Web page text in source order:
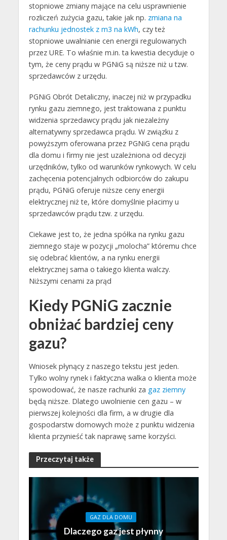
stopniowe zmiany mające na celu usprawnienie
rozliczeń zużycia gazu, takie jak np. zmiana na
rachunku jednostek z m3 na kWh, czy też
stopniowe uwalnianie cen energii regulowanych
przez URE. To właśnie m.in. ta kwestia decyduje o
tym, że ceny prądu w PGNiG są niższe niż u tzw.
sprzedawców z urzędu.
PGNiG Obrót Detaliczny, inaczej niż w przypadku
rynku gazu ziemnego, jest traktowana z punktu
widzenia sprzedawcy prądu jak niezależny
alternatywny sprzedawca prądu. W związku z
powyższym oferowana przez PGNiG cena prądu
dla domu i firmy nie jest uzależniona od decyzji
urzędników, tylko od warunków rynkowych. W celu
zachęcenia potencjalnych odbiorców do zakupu
prądu, PGNiG oferuje niższe ceny energii
elektrycznej niż te, które domyślnie płacimy u
sprzedawców prądu tzw. z urzędu.
Ciekawe jest to, że jedna spółka na rynku gazu
ziemnego staje w pozycji „molocha” któremu chce
się odebrać klientów, a na rynku energii
elektrycznej sama o takiego klienta walczy.
Niższymi cenami za prąd
Kiedy PGNiG zacznie
obniżać bardziej ceny
gazu?
Wniosek płynący z naszego tekstu jest jeden.
Tylko wolny rynek i faktyczna walka o klienta może
spowodować, że nasze rachunki za gaz ziemny
będą niższe. Dlatego uwolnienie cen gazu – w
pierwszej kolejności dla firm, a w drugie dla
gospodarstw domowych może z punktu widzenia
klienta przynieść tak naprawę same korzyści.
Przeczytaj także
GAZ DLA DOMU
Dlaczego gaz jest płynny